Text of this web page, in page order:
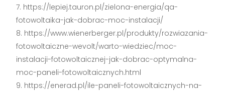
https://lepiej.tauron.pl/zielona-energia/qa-
fotowoltaika-jak-dobrac-moc-instalacji/
https://www.wienerberger.pl/produkty/rozwiazania-
fotowoltaiczne-wevolt/warto-wiedziec/moc-
instalacji-fotowoltaicznej-jak-dobrac-optymalna-
moc-paneli-fotowoltaicznych.html
https://enerad.pl/ile-paneli-fotowoltaicznych-na-